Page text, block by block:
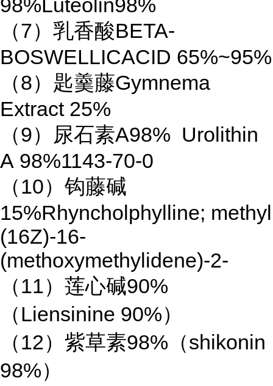
98%Luteolin98%
（7）乳香酸BETA-
BOSWELLICACID 65%~95%
（8）匙羹藤Gymnema
Extract 25%
（9）尿石素A98% Urolithin
A 98%1143-70-0
（10）钩藤碱
15%Rhyncholphylline; methyl
(16Z)-16-
(methoxymethylidene)-2-
（11）莲心碱90%
（Liensinine 90%）
（12）紫草素98%（shikonin
98%）